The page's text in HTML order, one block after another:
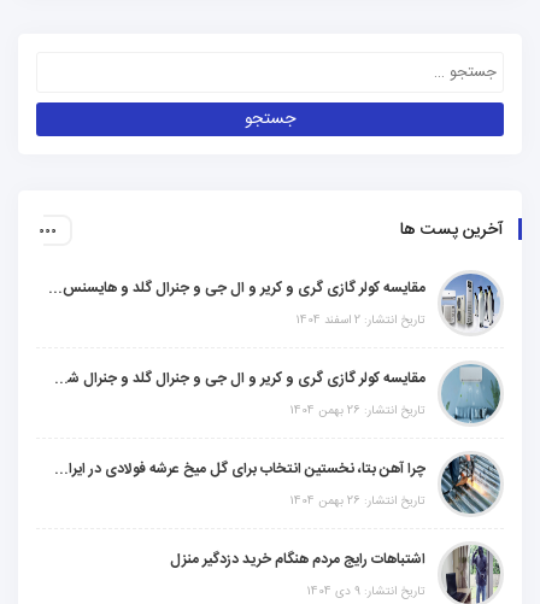
آخرین پست ها
مقایسه کولر گازی گری و کریر و ال جی و جنرال گلد و هایسنس و مدیا و اجنرال
تاریخ انتشار: 2 اسفند 1404
مقایسه کولر گازی گری و کریر و ال جی و جنرال گلد و جنرال شکار و سامسونگ و یونیوا
تاریخ انتشار: 26 بهمن 1404
چرا آهن بتا، نخستین انتخاب برای گل میخ عرشه فولادی در ایران است؟
تاریخ انتشار: 26 بهمن 1404
اشتباهات رایج مردم هنگام خرید دزدگیر منزل
تاریخ انتشار: 9 دی 1404